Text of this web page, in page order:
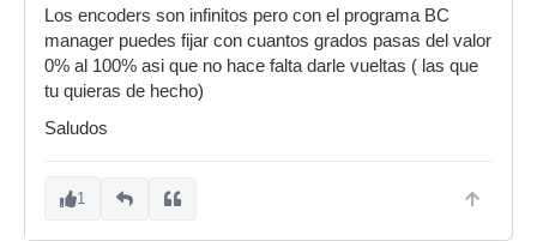
Los encoders son infinitos pero con el programa BC
manager puedes fijar con cuantos grados pasas del valor
0% al 100% asi que no hace falta darle vueltas ( las que
tu quieras de hecho)
Saludos
1